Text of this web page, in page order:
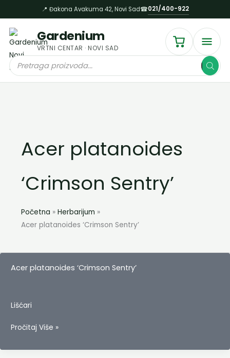
на
садржај
📍 Đakona Avakuma 42, Novi Sad☎021/400-922
Gardenium
VRTNI CENTAR · NOVI SAD
Products
search
Acer platanoides
‘Crimson Sentry’
Početna
Herbarijum
Acer platanoides ‘Crimson Sentry’
Acer platanoides ‘Crimson Sentry’
Lišćari
Acer
‘Crimson
Pročitaj Više »